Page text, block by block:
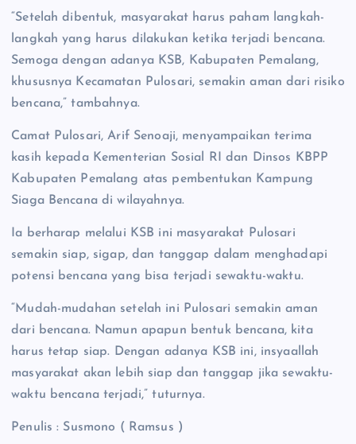
“Setelah dibentuk, masyarakat harus paham langkah-
langkah yang harus dilakukan ketika terjadi bencana.
Semoga dengan adanya KSB, Kabupaten Pemalang,
khususnya Kecamatan Pulosari, semakin aman dari risiko
bencana,” tambahnya.
Camat Pulosari, Arif Senoaji, menyampaikan terima
kasih kepada Kementerian Sosial RI dan Dinsos KBPP
Kabupaten Pemalang atas pembentukan Kampung
Siaga Bencana di wilayahnya.
Ia berharap melalui KSB ini masyarakat Pulosari
semakin siap, sigap, dan tanggap dalam menghadapi
potensi bencana yang bisa terjadi sewaktu-waktu.
“Mudah-mudahan setelah ini Pulosari semakin aman
dari bencana. Namun apapun bentuk bencana, kita
harus tetap siap. Dengan adanya KSB ini, insyaallah
masyarakat akan lebih siap dan tanggap jika sewaktu-
waktu bencana terjadi,” tuturnya.
Penulis : Susmono ( Ramsus )